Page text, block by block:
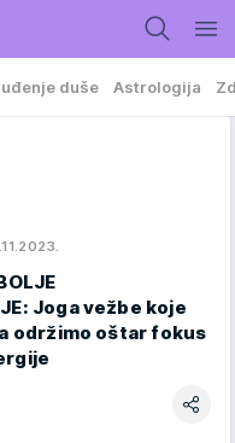
duše Astrologija
Joga vežbe koje
održimo oštar fokus